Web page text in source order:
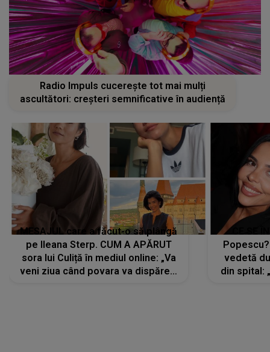
Radio Impuls cucerește tot mai mulți
ascultători: creșteri semnificative în audiență
MESAJUL care a făcut-o să plângă
pe Ileana Sterp. CUM A APĂRUT
sora lui Culiță în mediul online: „Va
veni ziua când povara va dispărea,
vedetă
din spital: